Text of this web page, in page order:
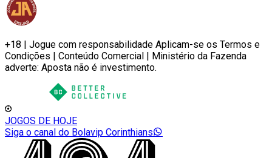
+18 | Jogue com responsabilidade Aplicam-se os Termos e
Condições | Conteúdo Comercial | Ministério da Fazenda
adverte: Aposta não é investimento.
JOGOS DE HOJE
Siga o canal do Bolavip Corinthians